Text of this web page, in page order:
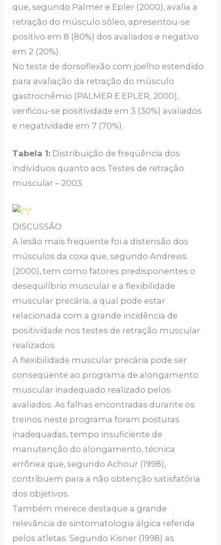
que, segundo Palmer e Epler (2000), avalia a
retração do músculo sóleo, apresentou-se
positivo em 8 (80%) dos avaliados e negativo
em 2 (20%).
No teste de dorsoflexão com joelho estendido
para avaliação da retração do músculo
gastrocnêmio (PALMER E EPLER, 2000),
verificou-se positividade em 3 (30%) avaliados
e negatividade em 7 (70%).
Tabela 1: Distribuição de freqüência dos
indivíduos quanto aos Testes de retração
muscular – 2003.
DISCUSSÃO
A lesão mais freqüente foi a distensão dos
músculos da coxa que, segundo Andrews
(2000), tem como fatores predisponentes o
desequilíbrio muscular e a flexibilidade
muscular precária, a qual pode estar
relacionada com a grande incidência de
positividade nos testes de retração muscular
realizados
A flexibilidade muscular precária pode ser
conseqüente ao programa de alongamento
muscular inadequado realizado pelos
avaliados. As falhas encontradas durante os
treinos neste programa foram posturas
inadequadas, tempo insuficiente de
manutenção do alongamento, técnica
errônea que, segundo Achour (1998),
contribuem para a não obtenção satisfatória
dos objetivos.
Também merece destaque a grande
relevância de sintomatologia álgica referida
pelos atletas. Segundo Kisner (1998) as